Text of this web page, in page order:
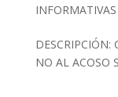
INFORMATIVAS
DESCRIPCIÓN:
NO AL ACOSO